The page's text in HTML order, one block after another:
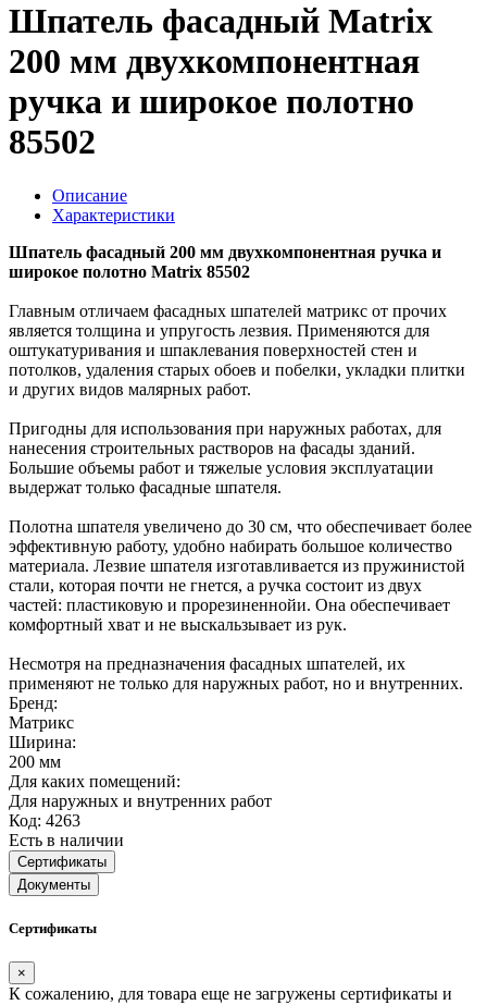
Шпатель фасадный Matrix
200 мм двухкомпонентная
ручка и широкое полотно
85502
Описание
Характеристики
Шпатель фасадный 200 мм двухкомпонентная ручка и
широкое полотно Matrix 85502
Главным отличаем фасадных шпателей матрикс от прочих
является толщина и упругость лезвия. Применяются для
оштукатуривания и шпаклевания поверхностей стен и
потолков, удаления старых обоев и побелки, укладки плитки
и других видов малярных работ.
Пригодны для использования при наружных работах, для
нанесения строительных растворов на фасады зданий.
Большие объемы работ и тяжелые условия эксплуатации
выдержат только фасадные шпателя.
Полотна шпателя увеличено до 30 см, что обеспечивает более
эффективную работу, удобно набирать большое количество
материала. Лезвие шпателя изготавливается из пружинистой
стали, которая почти не гнется, а ручка состоит из двух
частей: пластиковую и прорезиненнойи. Она обеспечивает
комфортный хват и не выскальзывает из рук.
Несмотря на предназначения фасадных шпателей, их
применяют не только для наружных работ, но и внутренних.
Бренд:
Матрикс
Ширина:
200 мм
Для каких помещений:
Для наружных и внутренних работ
Код: 4263
Есть в наличии
Сертификаты
Документы
Сертификаты
×
К сожалению, для товара еще не загружены сертификаты и